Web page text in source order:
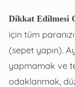
Dikkat Edilmesi
için tüm
(sepet yapın).
yapmamak ve
odaklanmak,